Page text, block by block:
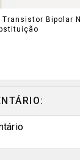
Bipolar